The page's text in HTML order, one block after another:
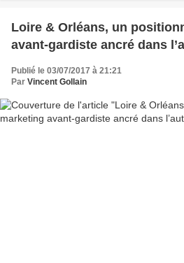
Loire & Orléans, un
avant-gardiste ancré dans
Publié le 03/07/2017 à 21:21
Par Vincent Gollain